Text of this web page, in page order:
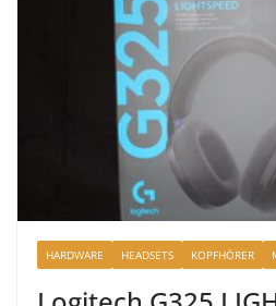
HARDWARE HEADSETS KOPFHÖRER